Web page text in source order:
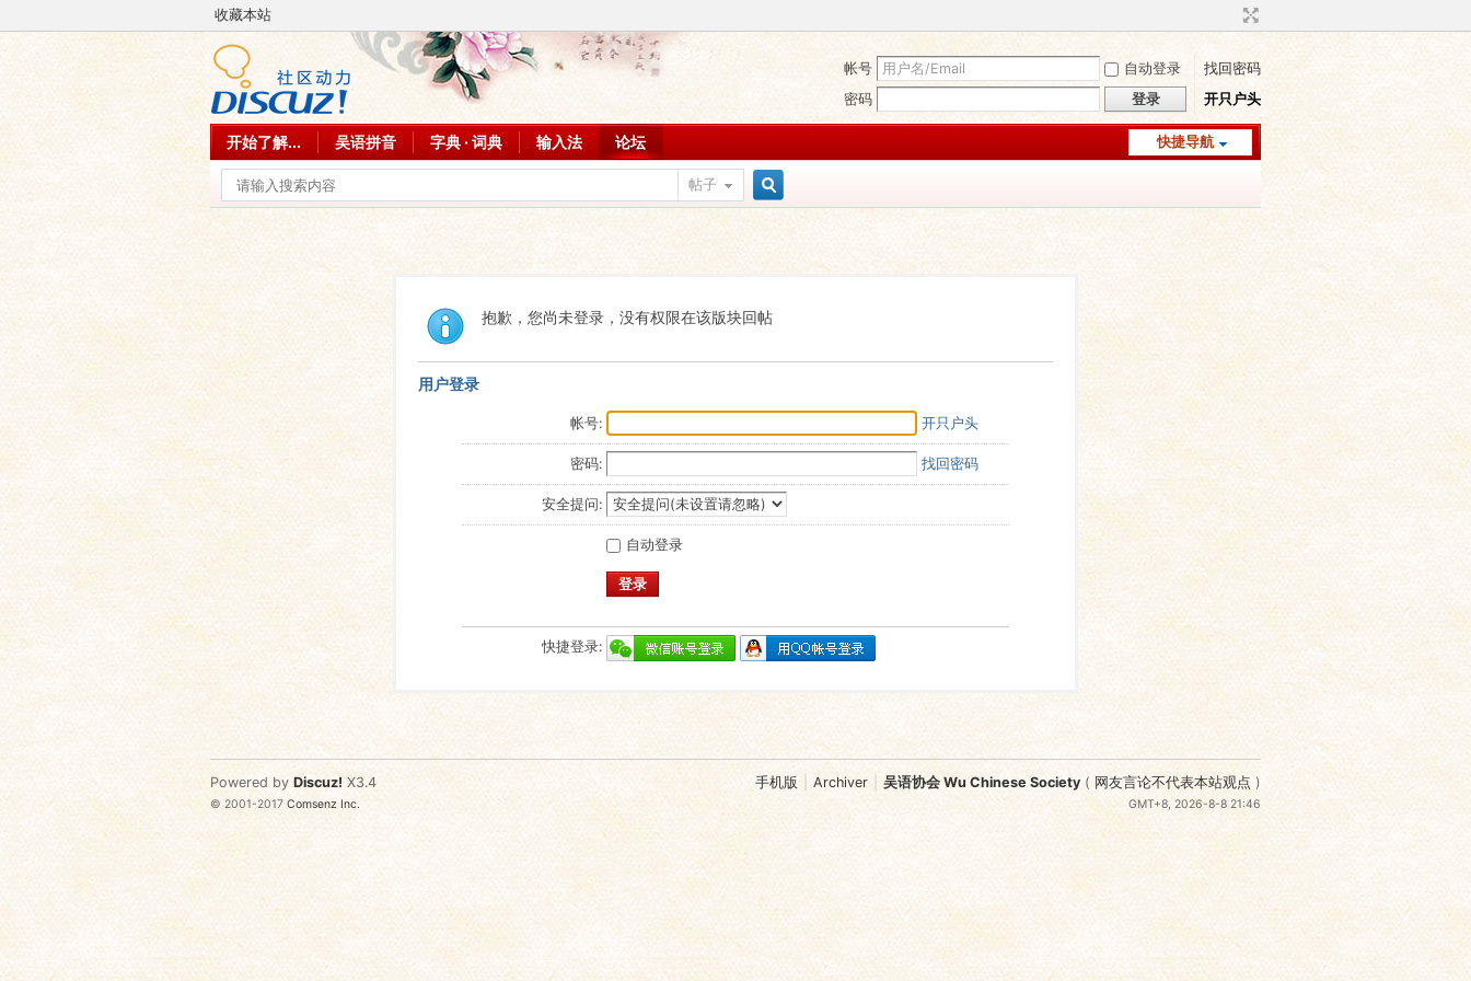
收藏本站
帐号 自动登录
找回密码
密码
登录 开只户头
快捷导航
开始了解... 吴语拼音 字典 · 词典 输入法 论坛
帖子
索
抱歉，您尚未登录，没有权限在该版块回帖
用户登录
帐号: 开只户头
密码: 找回密码
安全提问:
自动登录
登录
快捷登录:
手机版 Archiver 吴语协会 Wu Chinese Society ( 网友言论不代表本站观点 )
GMT+8, 2026-8-8 21:46
Powered by Discuz! X3.4
© 2001-2017Comsenz Inc.